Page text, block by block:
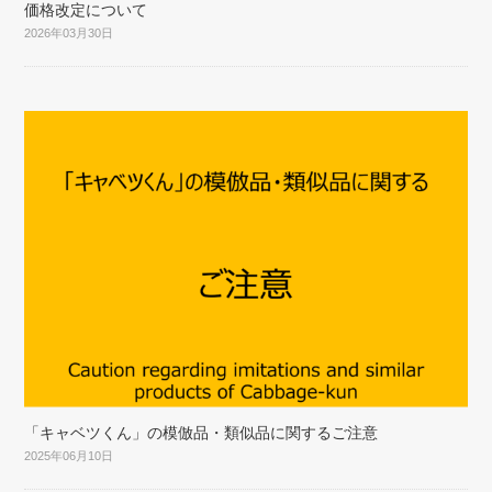
価格改定について
2026年03月30日
「キャベツくん」の模倣品・類似品に関するご注意
2025年06月10日